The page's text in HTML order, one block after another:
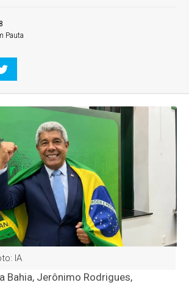
Pauta
IA
Bahia, Jerônimo Rodrigues,